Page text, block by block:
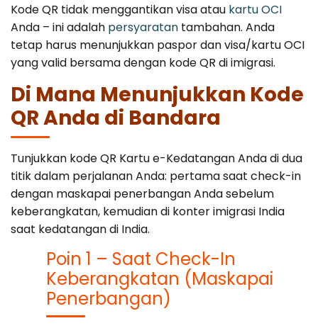
Kode QR tidak menggantikan visa atau kartu OCI
Anda – ini adalah persyaratan tambahan. Anda
tetap harus menunjukkan paspor dan visa/kartu OCI
yang valid bersama dengan kode QR di imigrasi.
Di Mana Menunjukkan Kode
QR Anda di Bandara
Tunjukkan kode QR Kartu e-Kedatangan Anda di dua
titik dalam perjalanan Anda: pertama saat check-in
dengan maskapai penerbangan Anda sebelum
keberangkatan, kemudian di konter imigrasi India
saat kedatangan di India.
Poin 1 – Saat Check-In
Keberangkatan (Maskapai
Penerbangan)